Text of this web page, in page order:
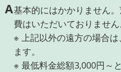
A基本的にはかかりません
費はいただいておりません
※ 上記以外の遠方の場合
ます。
※ 最低料金総額3,000円～